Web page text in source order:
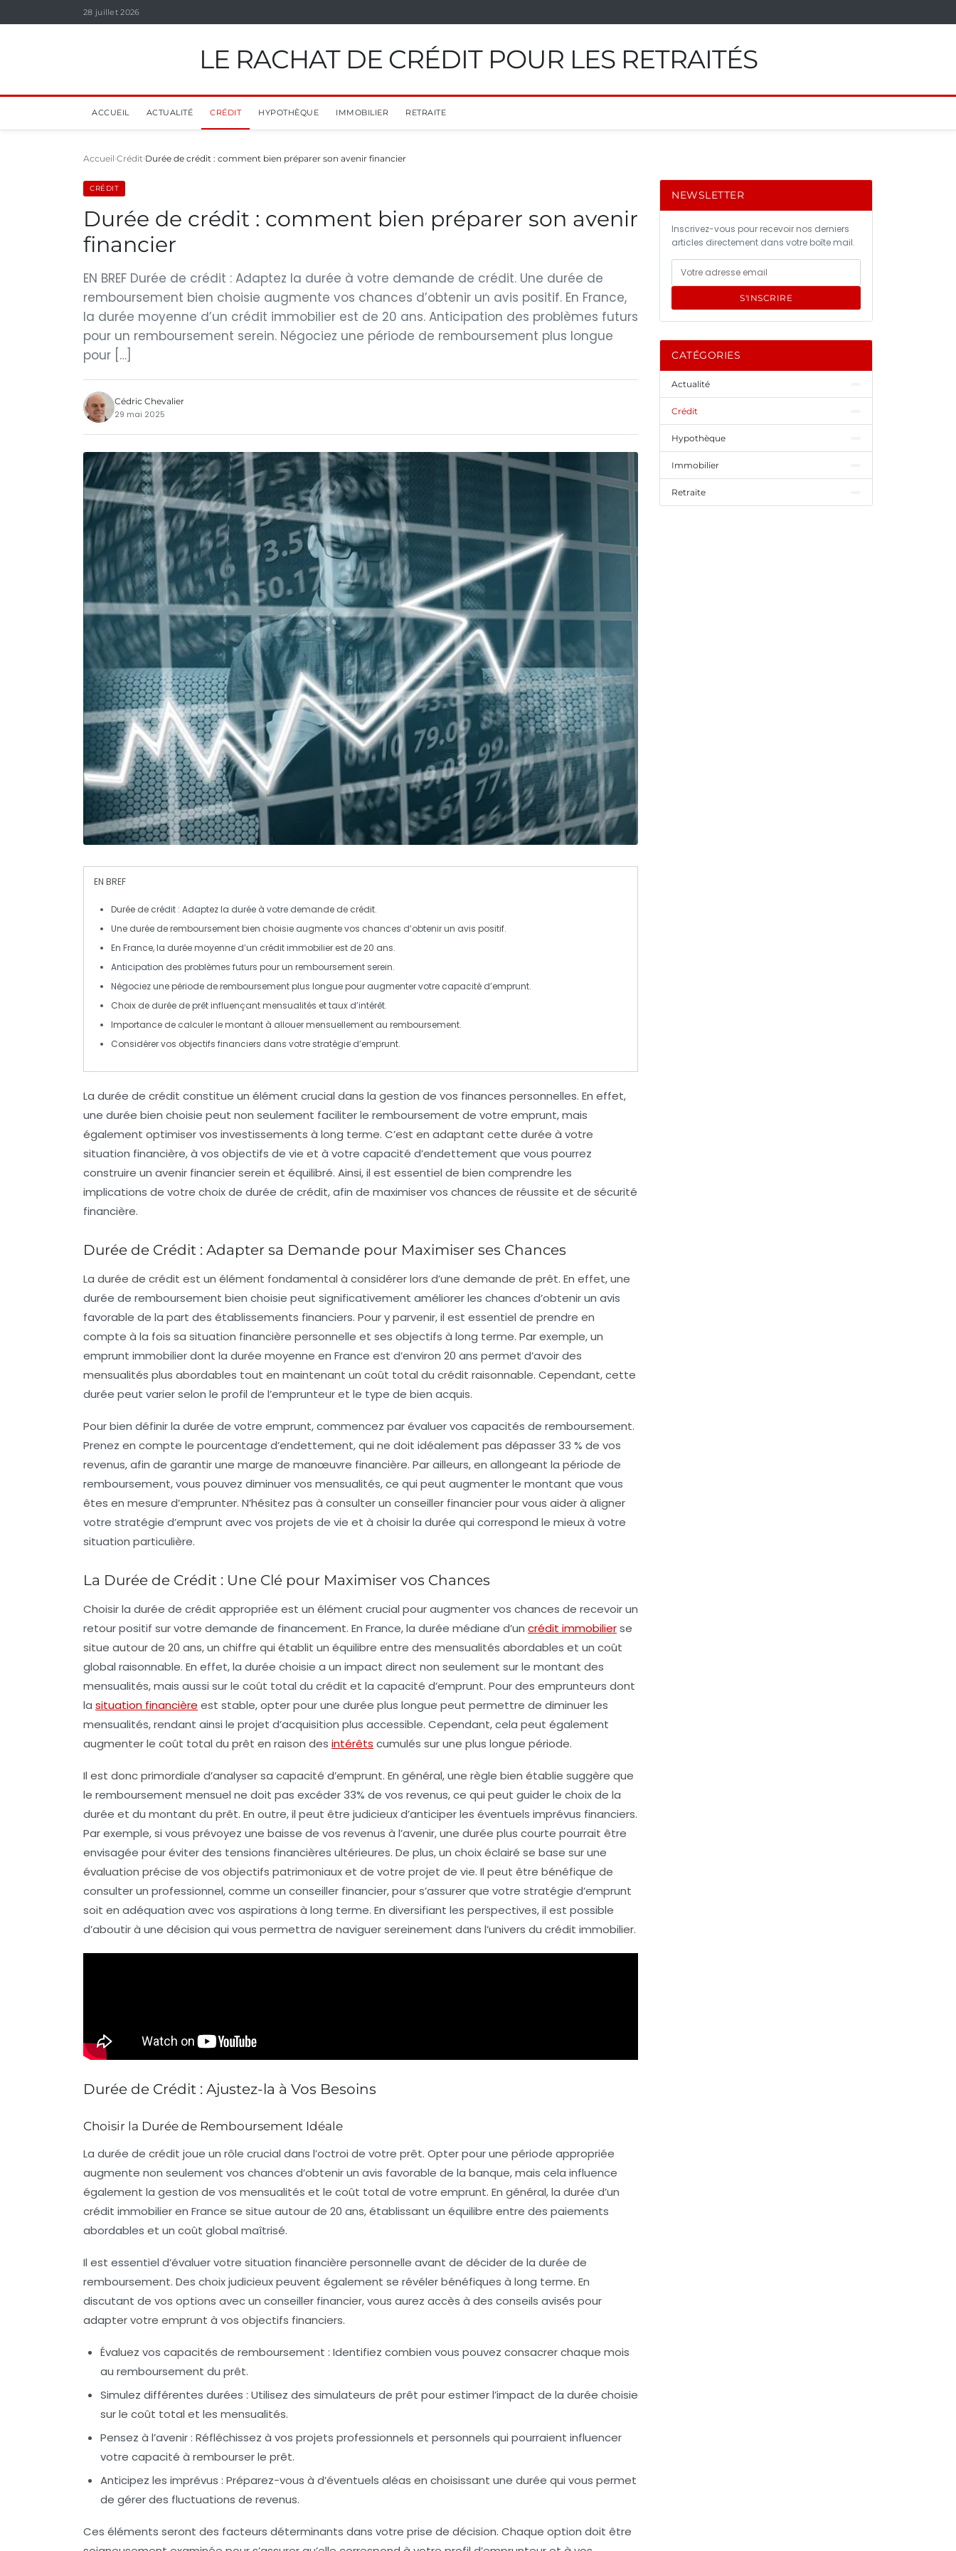
28 juillet 2026
LE RACHAT DE CRÉDIT POUR LES RETRAITÉS
ACCUEIL ACTUALITÉ CRÉDIT HYPOTHÈQUE IMMOBILIER RETRAITE
Accueil Crédit Durée de crédit : comment bien préparer son avenir financier
CRÉDIT
Durée de crédit : comment bien préparer son avenir
financier
EN BREF Durée de crédit : Adaptez la durée à votre demande de crédit. Une durée de
remboursement bien choisie augmente vos chances d’obtenir un avis positif. En France,
la durée moyenne d’un crédit immobilier est de 20 ans. Anticipation des problèmes futurs
pour un remboursement serein. Négociez une période de remboursement plus longue
pour […]
Cédric Chevalier
29 mai 2025
EN BREF
Durée de crédit : Adaptez la durée à votre demande de crédit.
Une durée de remboursementbien choisie augmente vos chances d’obtenir un avis positif.
En France, la durée moyenne d’un crédit immobilier est de20 ans.
Anticipation des problèmes futurs pour un remboursement serein.
Négociez unepériode de remboursementplus longue pour augmenter votre capacité d’emprunt.
Choix de durée de prêt influençantmensualités ettaux d’intérêt.
Importance de calculer lemontant à allouer mensuellement au remboursement.
Considérer vos objectifs financiers dans votre stratégie d’emprunt.
La durée de crédit constitue un élément crucial dans la gestion de vos finances personnelles. En effet,
une durée bien choisie peut non seulement faciliter le remboursement de votre emprunt, mais
également optimiser vos investissements à long terme. C’est en adaptant cette durée à votre
situation financière, à vos objectifs de vie et à votre capacité d’endettement que vous pourrez
construire un avenir financier serein et équilibré. Ainsi, il est essentiel de bien comprendre les
implications de votre choix de durée de crédit, afin de maximiser vos chances de réussite et de sécurité
financière.
Durée de Crédit : Adapter sa Demande pour Maximiser ses Chances
La durée de crédit est un élément fondamental à considérer lors d’une demande de prêt. En effet, une
durée de remboursement bien choisie peut significativement améliorer les chances d’obtenir un avis
favorable de la part des établissements financiers. Pour y parvenir, il est essentiel de prendre en
compte à la fois sa situation financière personnelle et ses objectifs à long terme. Par exemple, un
emprunt immobilier dont la durée moyenne en France est d’environ 20 ans permet d’avoir des
mensualités plus abordables tout en maintenant un coût total du crédit raisonnable. Cependant, cette
durée peut varier selon le profil de l’emprunteur et le type de bien acquis.
Pour bien définir la durée de votre emprunt, commencez par évaluer vos capacités de remboursement.
Prenez en compte le pourcentage d’endettement, qui ne doit idéalement pas dépasser33 % de vos
revenus, afin de garantir une marge de manœuvre financière. Par ailleurs, en allongeant la période de
remboursement, vous pouvez diminuer vos mensualités, ce qui peut augmenter le montant que vous
êtes en mesure d’emprunter. N’hésitez pas à consulter un conseiller financier pour vous aider à aligner
votre stratégie d’emprunt avec vos projets de vie et à choisir la durée qui correspond le mieux à votre
situation particulière.
La Durée de Crédit : Une Clé pour Maximiser vos Chances
Choisir la durée de crédit appropriée est un élément crucial pour augmenter vos chances de recevoir un
retour positif sur votre demande de financement. En France, la durée médiane d’un crédit immobilierse
situe autour de 20 ans, un chiffre qui établit un équilibre entre des mensualités abordables et un coût
global raisonnable. En effet, la durée choisie a un impact direct non seulement sur le montant des
mensualités, mais aussi sur le coût total du crédit et la capacité d’emprunt. Pour des emprunteurs dont
la situation financière est stable, opter pour une durée plus longue peut permettre de diminuer les
mensualités, rendant ainsi le projet d’acquisition plus accessible. Cependant, cela peut également
augmenter le coût total du prêt en raison des intérêts cumulés sur une plus longue période.
Il est donc primordiale d’analyser sa capacité d’emprunt. En général, une règle bien établie suggère que
le remboursement mensuel ne doit pas excéder 33% de vos revenus, ce qui peut guider le choix de la
durée et du montant du prêt. En outre, il peut être judicieux d’anticiper les éventuels imprévus financiers.
Par exemple, si vous prévoyez une baisse de vos revenus à l’avenir, une durée plus courte pourrait être
envisagée pour éviter des tensions financières ultérieures. De plus, un choix éclairé se base sur une
évaluation précise de vos objectifs patrimoniauxet de votre projet de vie. Il peut être bénéfique de
consulter un professionnel, comme un conseiller financier, pour s’assurer que votre stratégie d’emprunt
soit en adéquation avec vos aspirations à long terme. En diversifiant les perspectives, il est possible
d’aboutir à une décision qui vous permettra de naviguer sereinement dans l’univers du crédit immobilier.
Durée de Crédit : Ajustez-la à Vos Besoins
Choisir la Durée de Remboursement Idéale
La durée de crédit joue un rôle crucial dans l’octroi de votre prêt. Opter pour une période appropriée
augmente non seulement vos chances d’obtenir un avis favorable de la banque, mais cela influence
également la gestion de vos mensualités et le coût total de votre emprunt. En général, la durée d’un
crédit immobilieren France se situe autour de 20 ans, établissant un équilibre entre des paiements
abordables et un coût global maîtrisé.
Il est essentiel d’évaluer votre situation financière personnelle avant de décider de la durée de
remboursement. Des choix judicieuxpeuvent également se révéler bénéfiques à long terme. En
discutant de vos options avec un conseiller financier, vous aurez accès à des conseils avisés pour
adapter votre emprunt à vos objectifs financiers.
Évaluez vos capacités de remboursement : Identifiez combien vous pouvez consacrer chaque mois
au remboursement du prêt.
Simulez différentes durées : Utilisez des simulateurs de prêt pour estimer l’impact de la durée choisie
sur le coût total et les mensualités.
Pensez à l’avenir: Réfléchissez à vos projets professionnels et personnels qui pourraient influencer
votre capacité à rembourser le prêt.
Anticipez les imprévus : Préparez-vous à d’éventuels aléas en choisissant une durée qui vous permet
de gérer des fluctuations de revenus.
Ces éléments seront des facteurs déterminants dans votre prise de décision. Chaque option doit être
NEWSLETTER
Inscrivez-vous pour recevoir nos derniers
articles directement dans votre boîte mail.
S'INSCRIRE
CATÉGORIES
Actualité
Crédit
Hypothèque
Immobilier
Retraite